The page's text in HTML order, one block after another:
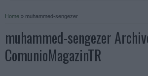
Home » muhammed-sengezer
muhammed-sengezer
ComunioMagazinTR